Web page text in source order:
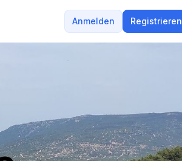
Anmelden Registrieren